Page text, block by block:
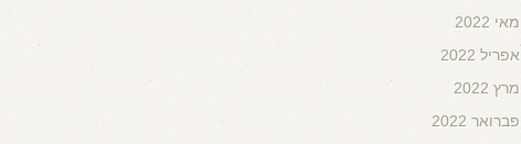
מאי 2022
אפריל 2022
מרץ 2022
פברואר 2022